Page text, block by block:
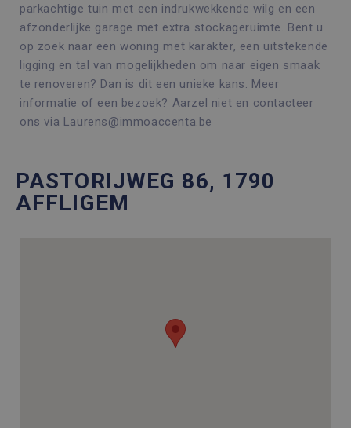
parkachtige tuin met een indrukwekkende wilg en een
afzonderlijke garage met extra stockageruimte. Bent u
op zoek naar een woning met karakter, een uitstekende
ligging en tal van mogelijkheden om naar eigen smaak
te renoveren? Dan is dit een unieke kans. Meer
informatie of een bezoek? Aarzel niet en contacteer
ons via Laurens@immoaccenta.be
PASTORIJWEG 86, 1790
AFFLIGEM